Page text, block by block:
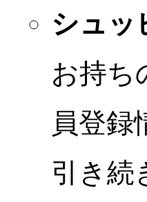
シュッ
お持ち
員登録
引き続